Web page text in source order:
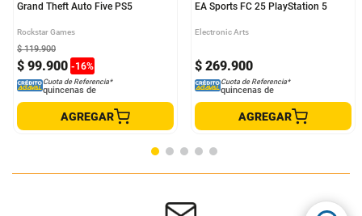
Grand Theft Auto Five PS5
Rockstar Games
$ 99.900 -16%
$ 119.900
Cuota de Referencia*
quincenas de
AGREGAR
EA Sports FC 25 PlayStation 5
Electronic Arts
$ 269.900
Cuota de Referencia*
quincenas de
AGREGAR